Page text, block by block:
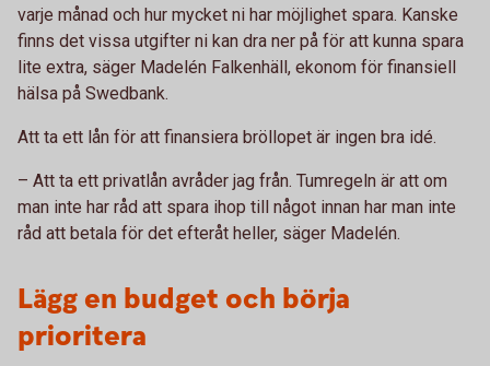
varje månad och hur mycket ni har möjlighet spara. Kanske
finns det vissa utgifter ni kan dra ner på för att kunna spara
lite extra, säger Madelén Falkenhäll, ekonom för finansiell
hälsa på Swedbank.
Att ta ett lån för att finansiera bröllopet är ingen bra idé.
– Att ta ett privatlån avråder jag från. Tumregeln är att om
man inte har råd att spara ihop till något innan har man inte
råd att betala för det efteråt heller, säger Madelén.
Lägg en budget och börja
prioritera